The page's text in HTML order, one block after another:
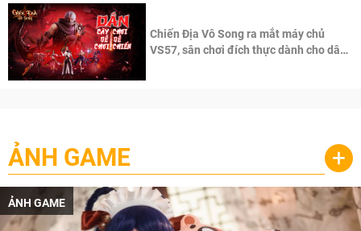
Chiến Địa Vô Song ra mắt máy chủ
VS57, sân chơi đích thực dành cho dân
ẢNH GAME +
ẢNH GAME